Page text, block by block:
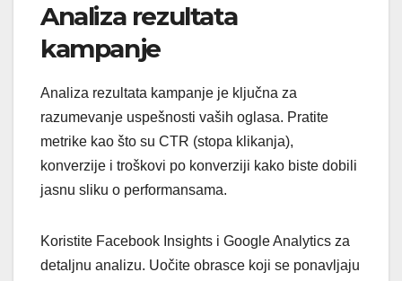
Analiza rezultata
kampanje
Analiza rezultata kampanje je ključna za
razumevanje uspešnosti vaših oglasa. Pratite
metrike kao što su CTR (stopa klikanja),
konverzije i troškovi po konverziji kako biste dobili
jasnu sliku o performansama.
Koristite Facebook Insights i Google Analytics za
detaljnu analizu. Uočite obrasce koji se ponavljaju